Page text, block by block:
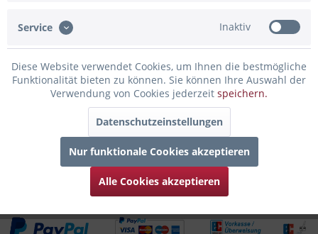
Infos zum Hersteller
Folgende Infos zum Hersteller sind verfübar......mehr
Zubehör 3
Kunden kauften auch
Kunden haben sich ebenfalls angesehen
Service Inaktiv
Diese Website verwendet Cookies, um Ihnen die bestmögliche
Funktionalität bieten zu können. Sie können Ihre Auswahl der
Verwendung von Cookies jederzeit speichern.
Datenschutzeinstellungen
Nur funktionale Cookies akzeptieren
Alle Cookies akzeptieren